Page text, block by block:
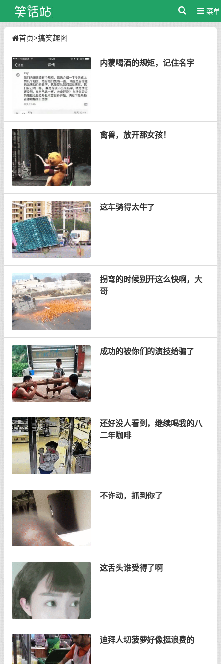
菜单
首页>搞笑趣图
内蒙喝酒的规矩，记住名字
禽兽，放开那女孩！
这车骑得太牛了
拐弯的时候别开这么快啊，大
哥
成功的被你们的演技给骗了
还好没人看到，继续喝我的八
二年咖啡
不许动，抓到你了
这舌头谁受得了啊
迪拜人切菠萝好像挺浪费的